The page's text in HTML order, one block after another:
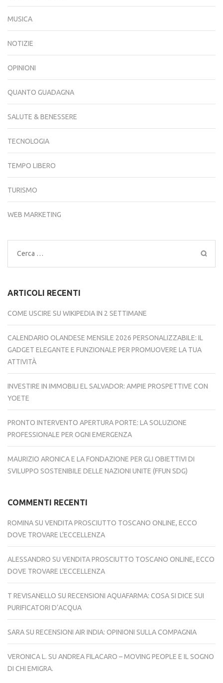
MUSICA
NOTIZIE
OPINIONI
QUANTO GUADAGNA
SALUTE & BENESSERE
TECNOLOGIA
TEMPO LIBERO
TURISMO
WEB MARKETING
Ricerca
per:
ARTICOLI RECENTI
COME USCIRE SU WIKIPEDIA IN 2 SETTIMANE
CALENDARIO OLANDESE MENSILE 2026 PERSONALIZZABILE: IL
GADGET ELEGANTE E FUNZIONALE PER PROMUOVERE LA TUA
ATTIVITÀ
INVESTIRE IN IMMOBILI EL SALVADOR: AMPIE PROSPETTIVE CON
YOETE
PRONTO INTERVENTO APERTURA PORTE: LA SOLUZIONE
PROFESSIONALE PER OGNI EMERGENZA
MAURIZIO ARONICA E LA FONDAZIONE PER GLI OBIETTIVI DI
SVILUPPO SOSTENIBILE DELLE NAZIONI UNITE (FFUN SDG)
COMMENTI RECENTI
ROMINA SU VENDITA PROSCIUTTO TOSCANO ONLINE, ECCO
DOVE TROVARE L’ECCELLENZA
ALESSANDRO SU VENDITA PROSCIUTTO TOSCANO ONLINE, ECCO
DOVE TROVARE L’ECCELLENZA
T REVISANELLO SU RECENSIONI AQUAFARMA: COSA SI DICE SUI
PURIFICATORI D’ACQUA
SARA SU RECENSIONI AIR INDIA: OPINIONI SULLA COMPAGNIA
VERONICA L. SU ANDREA FILACARO – MOVING PEOPLE E IL SOGNO
DI CHI EMIGRA.